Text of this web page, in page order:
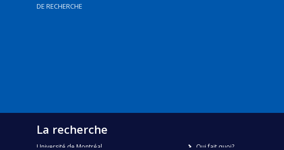
DE RECHERCHE
La recherche
Université de Montréal Qui fait quoi?